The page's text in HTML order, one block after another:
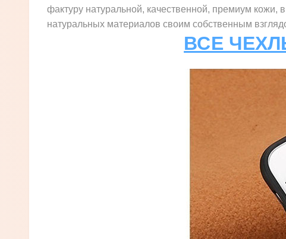
фактуру натуральной, качественной, премиум кожи,
натуральных материалов своим собственным
ВСЕ